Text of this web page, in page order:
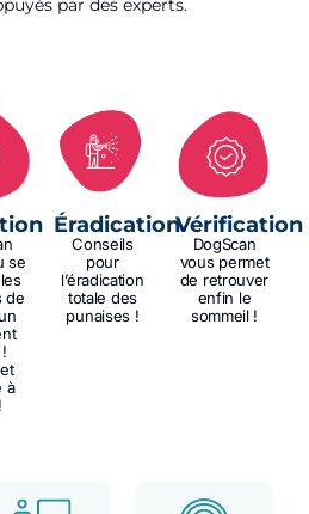
par des experts.
se
de
à
Éradication
Conseils
pour
l’éradication
totale des
punaises !
Vérification
DogScan
vous permet
de retrouver
enfin le
sommeil !